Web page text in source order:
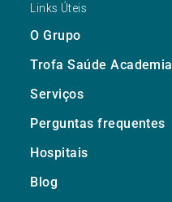
Links Úteis
O Grupo
Trofa Saúde Academia
Serviços
Perguntas frequentes
Hospitais
Blog